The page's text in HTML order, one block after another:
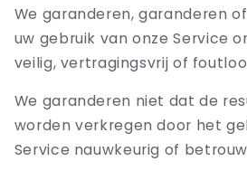
We garanderen, garanderen
uw gebruik van onze Service
veilig, vertragingsvrij of
We garanderen niet dat de
worden verkregen door het
Service nauwkeurig of